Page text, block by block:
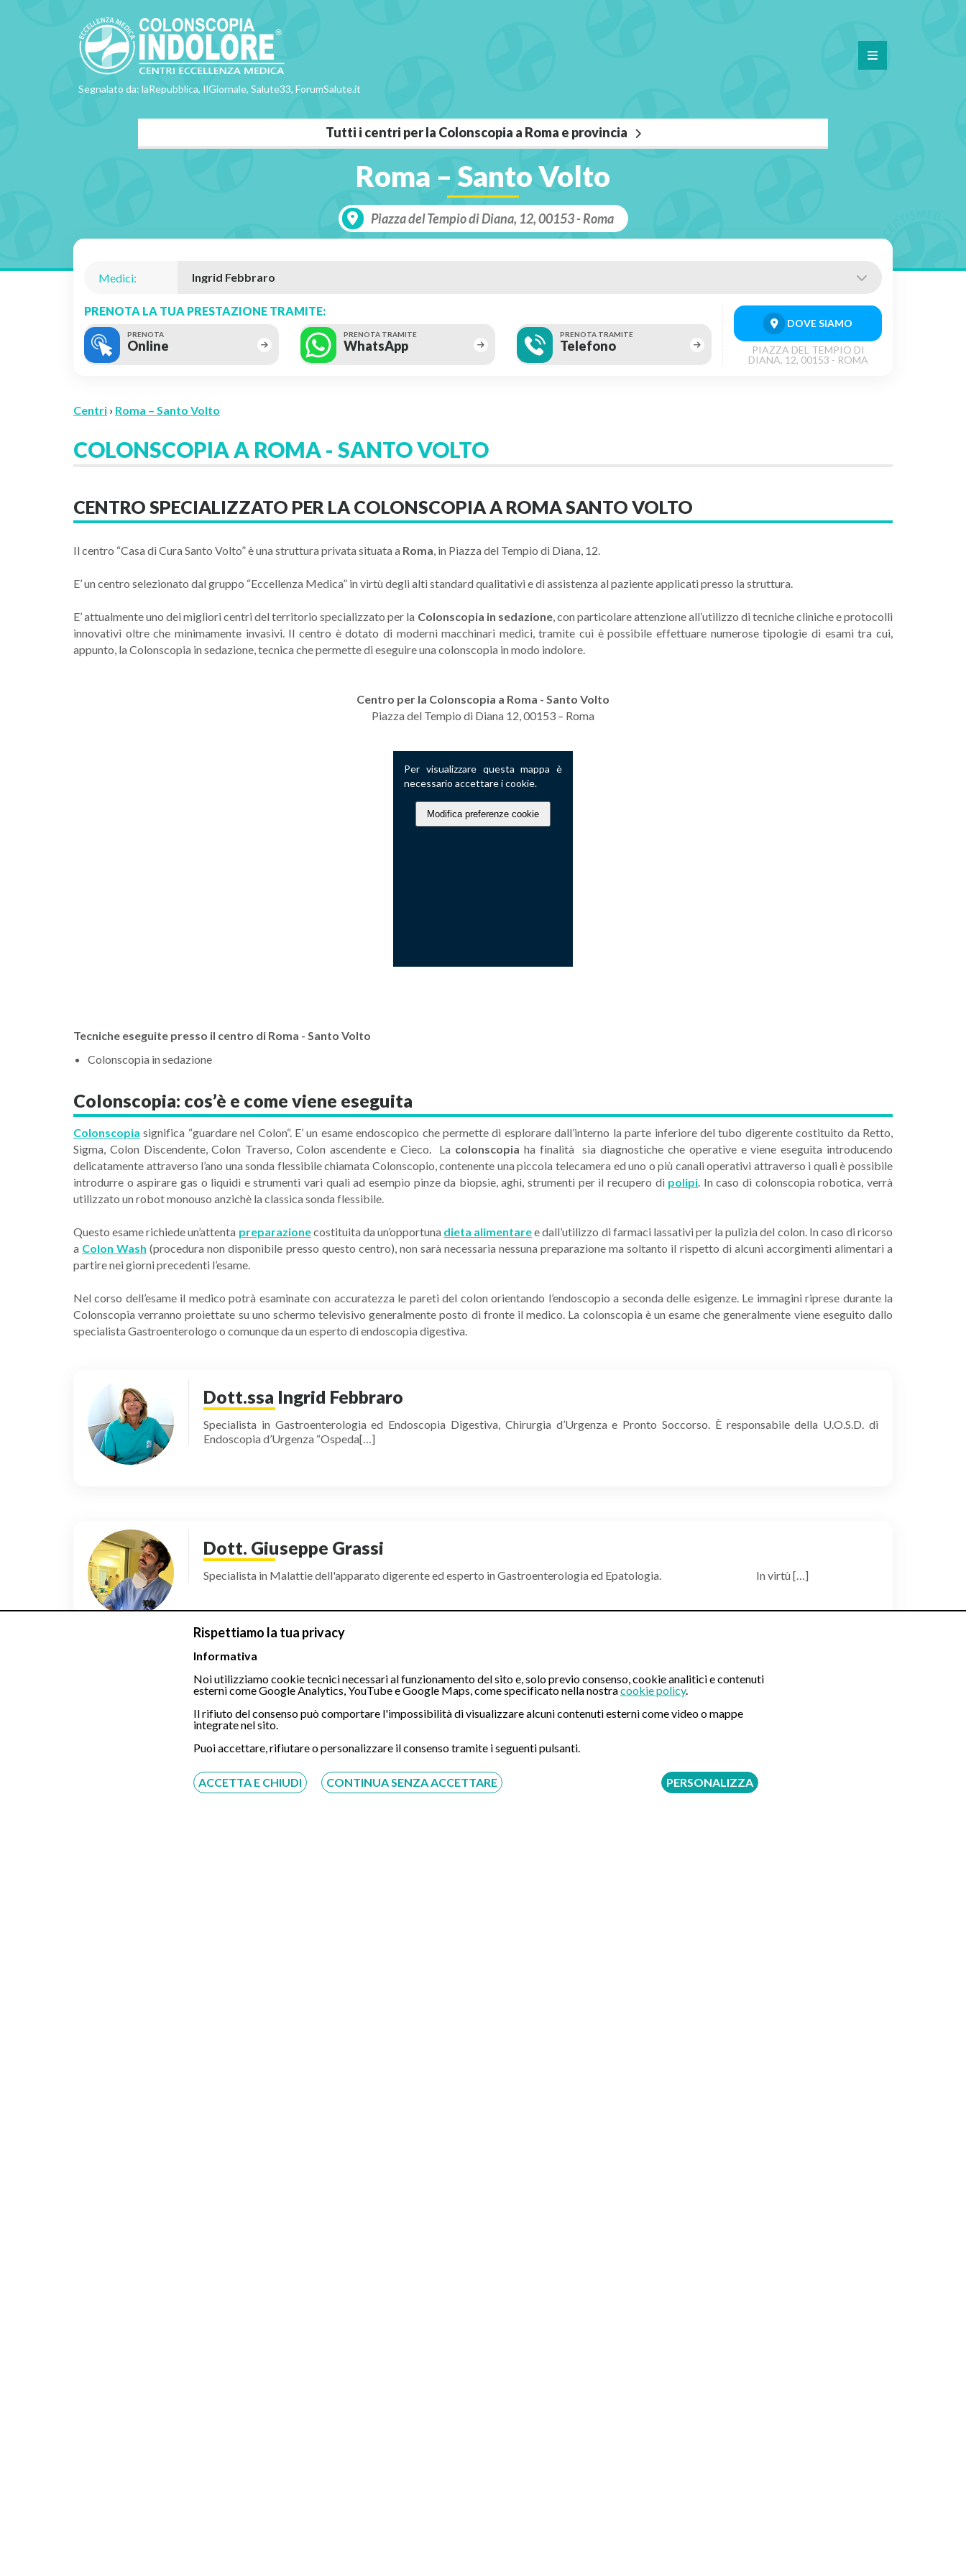
Rispettiamo la tua privacy
Informativa
Noi utilizziamo cookie tecnici necessari al funzionamento del sito e, solo previo consenso, cookie analitici e contenuti
esterni come Google Analytics, YouTube e Google Maps, come specificato nella nostracookie policy.
Il rifiuto del consenso può comportare l'impossibilità di visualizzare alcuni contenuti esterni come video o mappe
integrate nel sito.
Puoi accettare, rifiutare o personalizzare il consenso tramite i seguenti pulsanti.
ACCETTA E CHIUDI CONTINUA SENZA ACCETTARE PERSONALIZZA
Segnalato da: laRepubblica, IlGiornale, Salute33, ForumSalute.it
Tutti i centri per la Colonscopia a Roma e provincia
Roma – Santo Volto
Piazza del Tempio di Diana, 12, 00153 - Roma
Medici:
PRENOTA LA TUA PRESTAZIONE TRAMITE:
PRENOTA
Online
PRENOTA TRAMITE
WhatsApp
PRENOTA TRAMITE
Telefono
DOVE SIAMO
PIAZZA DEL TEMPIO DI
DIANA, 12, 00153 - ROMA
Centri › Roma – Santo Volto
COLONSCOPIA A ROMA - SANTO VOLTO
CENTRO SPECIALIZZATO PER LA COLONSCOPIA A ROMA SANTO VOLTO
Il centro “Casa di Cura Santo Volto” è una struttura privata situata a Roma, in Piazza del Tempio di Diana, 12.
E’ un centro selezionato dal gruppo “Eccellenza Medica” in virtù degli alti standard qualitativi e di assistenza al paziente applicati presso la struttura.
E’ attualmente uno dei migliori centri del territorio specializzato per la Colonscopia in sedazione, con particolare attenzione all’utilizzo di tecniche cliniche e protocolli
innovativi oltre che minimamente invasivi. Il centro è dotato di moderni macchinari medici, tramite cui è possibile effettuare numerose tipologie di esami tra cui,
appunto, la Colonscopia in sedazione, tecnica che permette di eseguire una colonscopia in modo indolore.
Centro per la Colonscopia a Roma - Santo Volto
Piazza del Tempio di Diana 12, 00153 – Roma
Per visualizzare questa mappa è
necessario accettare i cookie.
Modifica preferenze cookie
Tecniche eseguite presso il centro di Roma - Santo Volto
Colonscopia in sedazione
Colonscopia: cos’è e come viene eseguita
Colonscopia significa “guardare nel Colon“. E’ un esame endoscopico che permette di esplorare dall’interno la parte inferiore del tubo digerente costituito da Retto,
Sigma, Colon Discendente, Colon Traverso, Colon ascendente e Cieco. La colonscopia ha finalità sia diagnostiche che operative e viene eseguita introducendo
delicatamente attraverso l’ano una sonda flessibile chiamata Colonscopio, contenente una piccola telecamera ed uno o più canali operativi attraverso i quali è possibile
introdurre o aspirare gas o liquidi e strumenti vari quali ad esempio pinze da biopsie, aghi, strumenti per il recupero di polipi. In caso di colonscopia robotica, verrà
utilizzato un robot monouso anzichè la classica sonda flessibile.
Questo esame richiede un’attenta preparazionecostituita da un’opportuna dieta alimentaree dall’utilizzo di farmaci lassativi per la pulizia del colon. In caso di ricorso
a Colon Wash (procedura non disponibile presso questo centro), non sarà necessaria nessuna preparazione ma soltanto il rispetto di alcuni accorgimenti alimentari a
partire nei giorni precedenti l’esame.
Nel corso dell’esame il medico potrà esaminate con accuratezza le pareti del colon orientando l’endoscopio a seconda delle esigenze. Le immagini riprese durante la
Colonscopia verranno proiettate su uno schermo televisivo generalmente posto di fronte il medico. La colonscopia è un esame che generalmente viene eseguito dallo
specialista Gastroenterologo o comunque da un esperto di endoscopia digestiva.
Dott.ssa Ingrid Febbraro
Specialista in Gastroenterologia ed Endoscopia Digestiva, Chirurgia d’Urgenza e Pronto Soccorso. È responsabile della U.O.S.D. di
Endoscopia d’Urgenza “Ospeda[…]
Dott. Giuseppe Grassi
Specialista in Malattie dell'apparato digerente ed esperto in Gastroenterologia ed Epatologia. In virtù […]
Foto del centro per la Colonscopia di Roma – Santo Volto